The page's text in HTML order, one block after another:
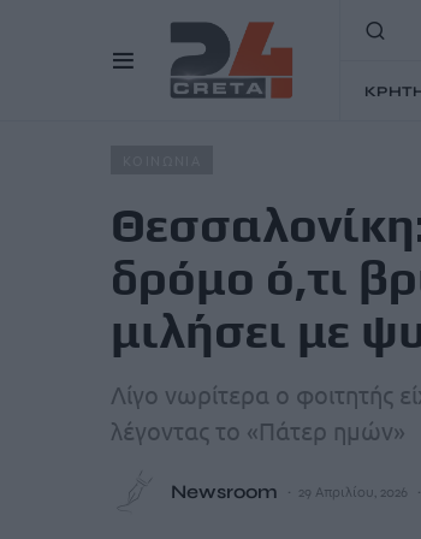
Άρθρα Θεσσαλονίκη: Φοιτητής
δρόμο ό,τι
μιλήσει με
Λίγο νωρίτερα ο φοιτητής
λέγοντας το «Πάτερ ημών»
Newsroom 29 Απριλίου, 2026